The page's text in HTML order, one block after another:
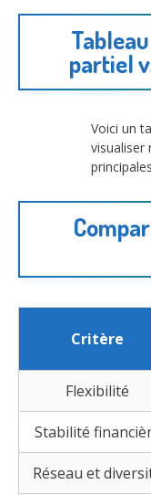
partiel
Voici un
visualiser
Critère
Flexibilité
Stabilité
Réseau et